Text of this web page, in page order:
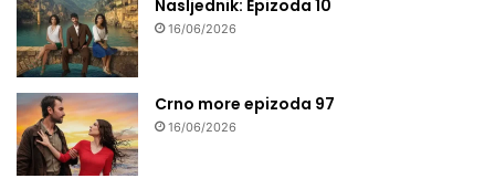
Nasljednik: Epizoda 10
16/06/2026
Crno more epizoda 97
16/06/2026